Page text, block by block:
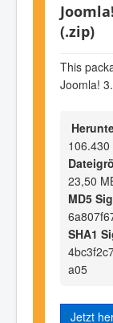
(.zip)
This
Joomla!
106.430
23,50
MD5
SHA1
a05
Jetzt